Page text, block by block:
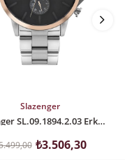
EKLE
Slazenger
Slazenger SL.09.1894.2.03 Erkek Kol Saati
₺3.506,30